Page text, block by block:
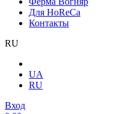
Для HoReCa
Контакты
RU
UA
RU
Вход